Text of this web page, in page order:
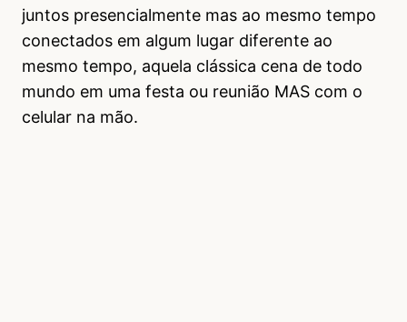
juntos presencialmente mas ao mesmo tempo
conectados em algum lugar diferente ao
mesmo tempo, aquela clássica cena de todo
mundo em uma festa ou reunião MAS com o
celular na mão.